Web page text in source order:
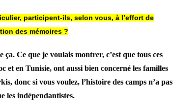
participent-ils, selon vous, à l’effort de
des mémoires ?
ça. Ce que je voulais montrer, c’est que tous ces
et en Tunisie, ont aussi bien concerné les familles
donc si vous voulez, l’histoire des camps n’a pas
les indépendantistes.